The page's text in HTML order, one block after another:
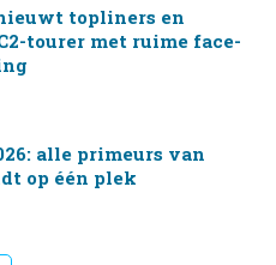
topliners en
tourer met ruime face-
alle primeurs van
op één plek